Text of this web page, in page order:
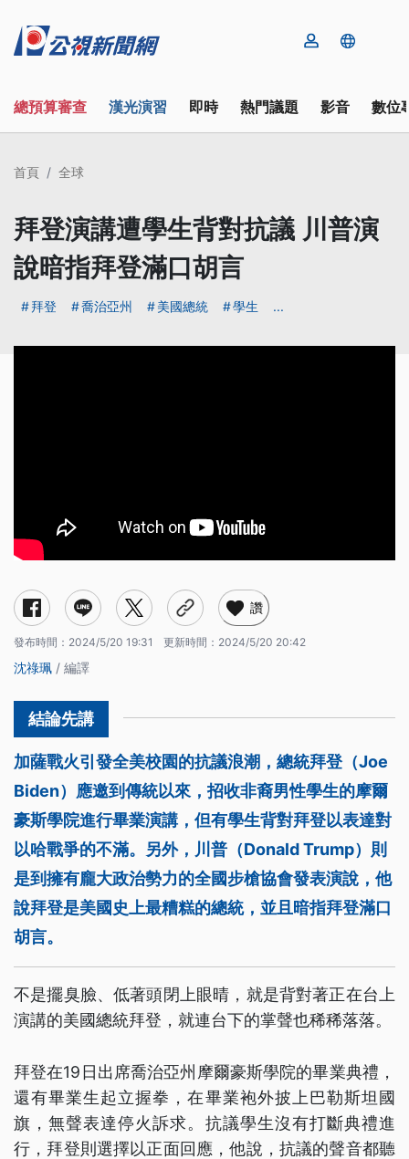
總預算審查 漢光演習 即時 熱門議題 影音 數位
首頁 全球
拜登演講遭學生背對抗議 川普演
說暗指拜登滿口胡言
拜登 喬治亞州 美國總統 學生 ...
讚
發布時間： 2024/5/20 19:31 更新時間： 2024/5/20 20:42
沈祿珮 / 編譯
加薩戰火引發全美校園的抗議浪潮，總統拜登（Joe
Biden）應邀到傳統以來，招收非裔男性學生的摩爾
豪斯學院進行畢業演講，但有學生背對拜登以表達對
以哈戰爭的不滿。另外，川普（Donald Trump）則
是到擁有龐大政治勢力的全國步槍協會發表演說，他
說拜登是美國史上最糟糕的總統，並且暗指拜登滿口
胡言。
不是擺臭臉、低著頭閉上眼晴，就是背對著正在台上
演講的美國總統拜登，就連台下的掌聲也稀稀落落。
拜登在19日出席喬治亞州摩爾豪斯學院的畢業典禮，
還有畢業生起立握拳，在畢業袍外披上巴勒斯坦國
旗，無聲表達停火訴求。抗議學生沒有打斷典禮進
行，拜登則選擇以正面回應，他說，抗議的聲音都聽